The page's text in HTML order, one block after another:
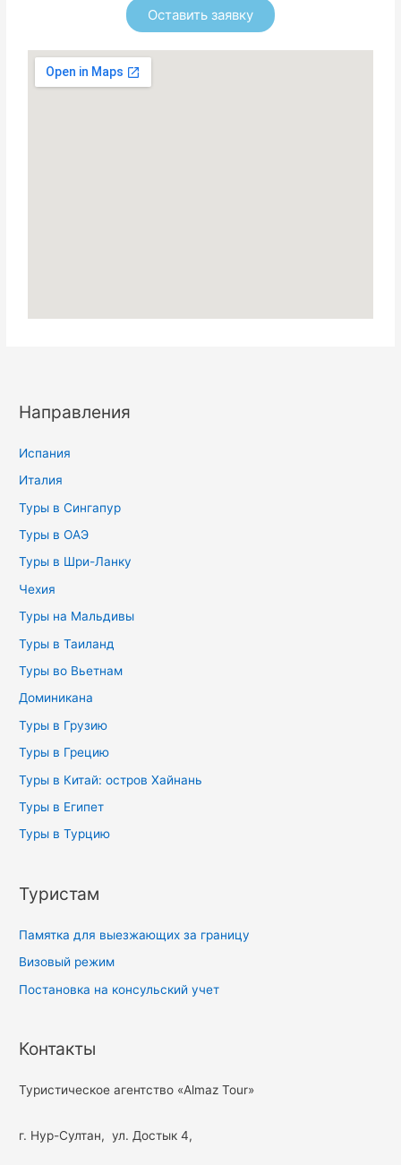
Оставить заявку
Направления
Испания
Италия
Туры в Сингапур
Туры в ОАЭ
Туры в Шри-Ланку
Чехия
Туры на Мальдивы
Туры в Таиланд
Туры во Вьетнам
Доминикана
Туры в Грузию
Туры в Грецию
Туры в Китай: остров Хайнань
Туры в Египет
Туры в Турцию
Туристам
Памятка для выезжающих за границу
Визовый режим
Постановка на консульский учет
Контакты
Туристическое агентство «Almaz Tour»
г. Нур-Султан, ул. Достык 4,